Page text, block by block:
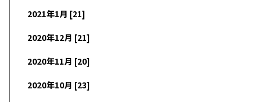
2021年1月 [21]
2020年12月 [21]
2020年11月 [20]
2020年10月 [23]